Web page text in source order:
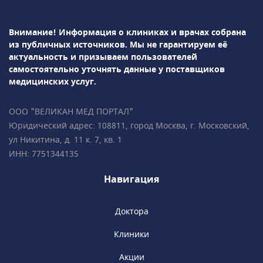
лабораторная диагностика и т.д.В
ПрофМедЛаб можно пройти профосмотр и
оформить медицинскую книжку.
Внимание! Информация о клиниках и врачах собрана
из публичных источников. Мы не гарантируем её
актуальность и призываем пользователей
самостоятельно уточнять данные у поставщиков
медицинских услуг.
ООО "ВЕЛИКАН МЕД ПОРТАЛ"
Юридический адрес: 108811, город Москва, г. Московский,
ул Никитина, д. 11 к. 7, кв. 1
ИНН: 7751344135
Навигация
Доктора
Клиники
Акции